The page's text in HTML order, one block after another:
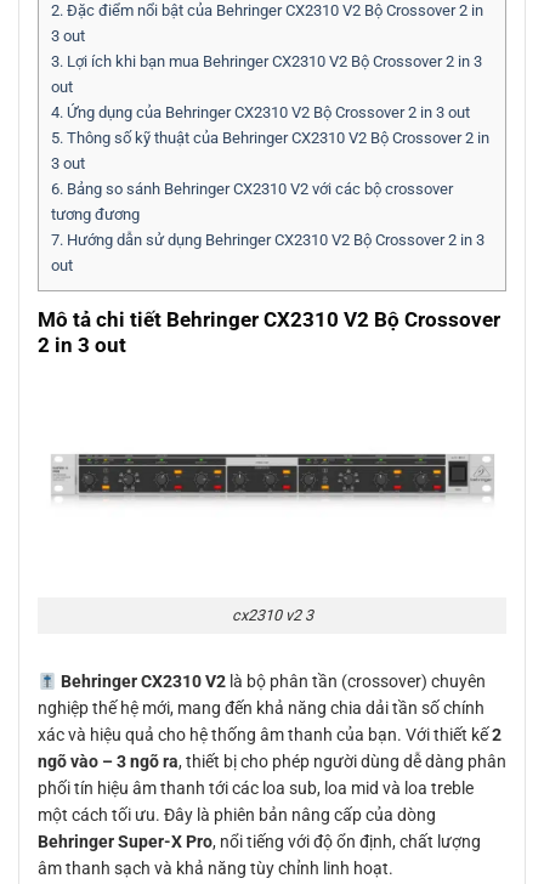
2. Đặc điểm nổi bật của Behringer CX2310 V2 Bộ Crossover 2 in
3 out
3. Lợi ích khi bạn mua Behringer CX2310 V2 Bộ Crossover 2 in 3
out
4. Ứng dụng của Behringer CX2310 V2 Bộ Crossover 2 in 3 out
5. Thông số kỹ thuật của Behringer CX2310 V2 Bộ Crossover 2 in
3 out
6. Bảng so sánh Behringer CX2310 V2 với các bộ crossover
tương đương
7. Hướng dẫn sử dụng Behringer CX2310 V2 Bộ Crossover 2 in 3
out
Mô tả chi tiết Behringer CX2310 V2 Bộ Crossover
2 in 3 out
cx2310 v2 3
Behringer CX2310 V2là bộ phân tần (crossover) chuyên
nghiệp thế hệ mới, mang đến khả năng chia dải tần số chính
xác và hiệu quả cho hệ thống âm thanh của bạn. Với thiết kế2
ngõ vào – 3 ngõ ra, thiết bị cho phép người dùng dễ dàng phân
phối tín hiệu âm thanh tới các loa sub, loa mid và loa treble
một cách tối ưu. Đây là phiên bản nâng cấp của dòng
Behringer Super-X Pro, nổi tiếng với độ ổn định, chất lượng
âm thanh sạch và khả năng tùy chỉnh linh hoạt.